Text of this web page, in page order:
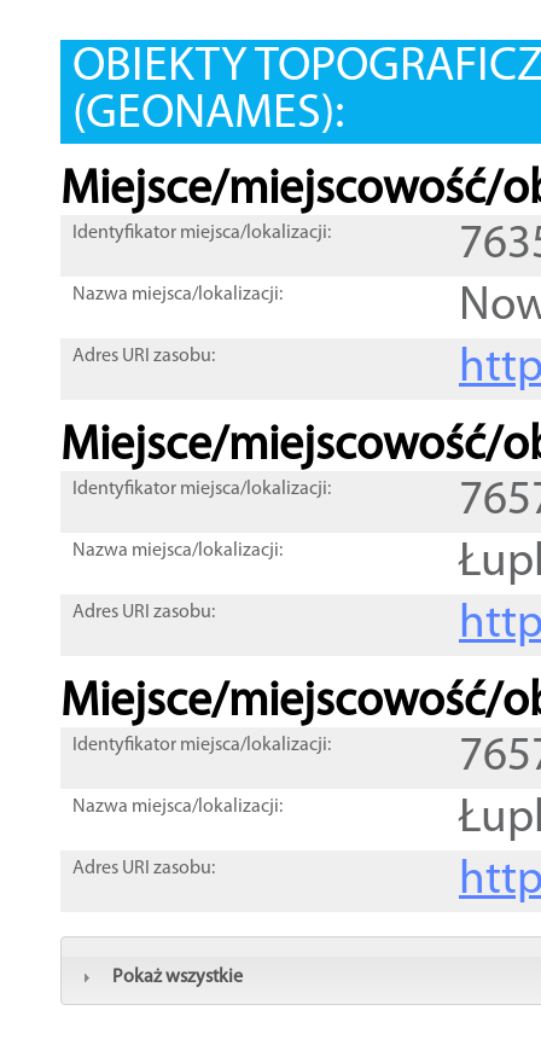
OBIEKTY
(GEONAMES):
Miejsce/miejscowość/
Identyfikator miejsca/lokalizacji:
Nazwa miejsca/lokalizacji:
Adres URI zasobu:
Miejsce/miejscowość/
Identyfikator miejsca/lokalizacji:
Nazwa miejsca/lokalizacji:
Adres URI zasobu:
Miejsce/miejscowość/
Identyfikator miejsca/lokalizacji:
Nazwa miejsca/lokalizacji:
Adres URI zasobu:
Pokaż wszystkie